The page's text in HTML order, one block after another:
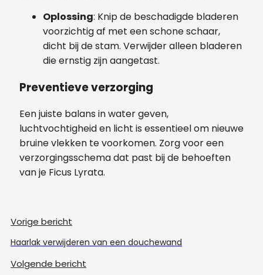
Oplossing: Knip de beschadigde bladeren
voorzichtig af met een schone schaar,
dicht bij de stam. Verwijder alleen bladeren
die ernstig zijn aangetast.
Preventieve verzorging
Een juiste balans in water geven,
luchtvochtigheid en licht is essentieel om nieuwe
bruine vlekken te voorkomen. Zorg voor een
verzorgingsschema dat past bij de behoeften
van je Ficus Lyrata.
Vorige bericht
Haarlak verwijderen van een douchewand
Volgende bericht